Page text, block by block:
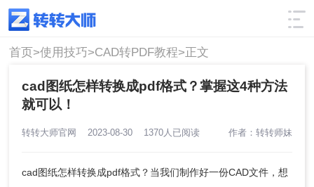
使用技巧 筛选
首页>使用技巧>CAD转PDF教程>正文
cad图纸怎样转换成pdf格式？掌握这4种方法
就可以！
转转大师官网 2023-08-30 1370人已阅读 作者：转转师妹
cad图纸怎样转换成pdf格式？当我们制作好一份CAD文件，想